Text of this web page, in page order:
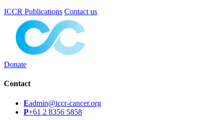
ICCR Publications Contact us
Donate
Contact
Eadmin@iccr-cancer.org
P+61 2 8356 5858